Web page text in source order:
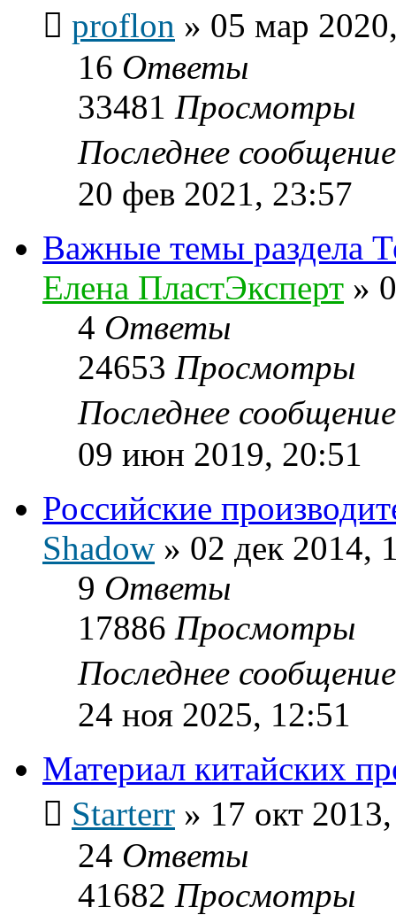
proflon » 05 мар
16 Ответы
33481 Просмотры
Последнее
20 фев 2021, 23:57
Важные темы раздела
Елена ПластЭксперт »
4 Ответы
24653 Просмотры
Последнее
09 июн 2019, 20:51
Российские
Shadow » 02 дек 2014,
9 Ответы
17886 Просмотры
Последнее
24 ноя 2025, 12:51
Материал китайских
Starterr » 17 окт
24 Ответы
41682 Просмотры